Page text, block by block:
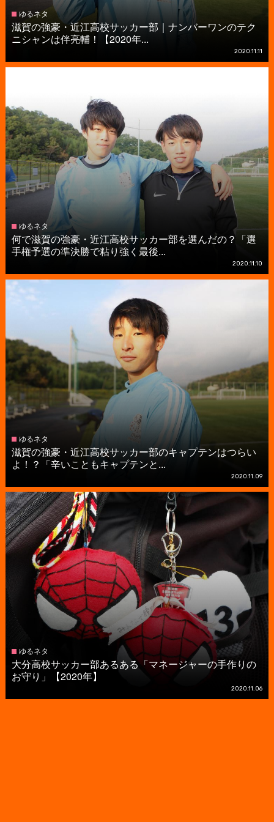
ゆるネタ
滋賀の強豪・近江高校サッカー部｜ナンバーワンのテク
ニシャンは伴亮輔！【2020年...
2020.11.11
ゆるネタ
何で滋賀の強豪・近江高校サッカー部を選んだの？「選
手権予選の準決勝で粘り強く最後...
2020.11.10
ゆるネタ
滋賀の強豪・近江高校サッカー部のキャプテンはつらい
よ！？「辛いこともキャプテンと...
2020.11.09
ゆるネタ
大分高校サッカー部あるある「マネージャーの手作りの
お守り」【2020年】
2020.11.06